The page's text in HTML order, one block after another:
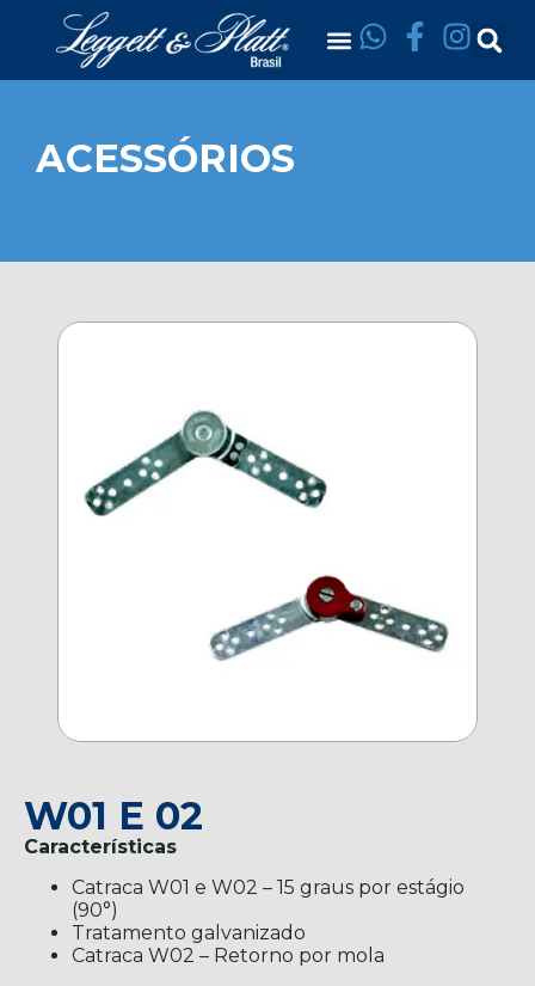
ACESSÓRIOS
W01 E 02
Características
Catraca W01 e W02 – 15 graus por estágio
(90°)
Tratamento galvanizado
Catraca W02 – Retorno por mola